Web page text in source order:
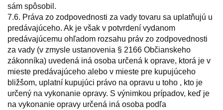
sám spôsobil.
7.6. Práva zo zodpovednosti za vady tovaru sa uplatňujú u
predávajúceho. Ak je však v potvrdení vydanom
predávajúcemu ohľadom rozsahu práv zo zodpovednosti
za vady (v zmysle ustanovenia § 2166 Občianskeho
zákonníka) uvedená iná osoba určená k oprave, ktorá je v
mieste predávajúceho alebo v mieste pre kupujúceho
bližšom, uplatní kupujúci právo na opravu u toho , kto je
určený na vykonanie opravy. S výnimkou prípadov, keď je
na vykonanie opravy určená iná osoba podľa